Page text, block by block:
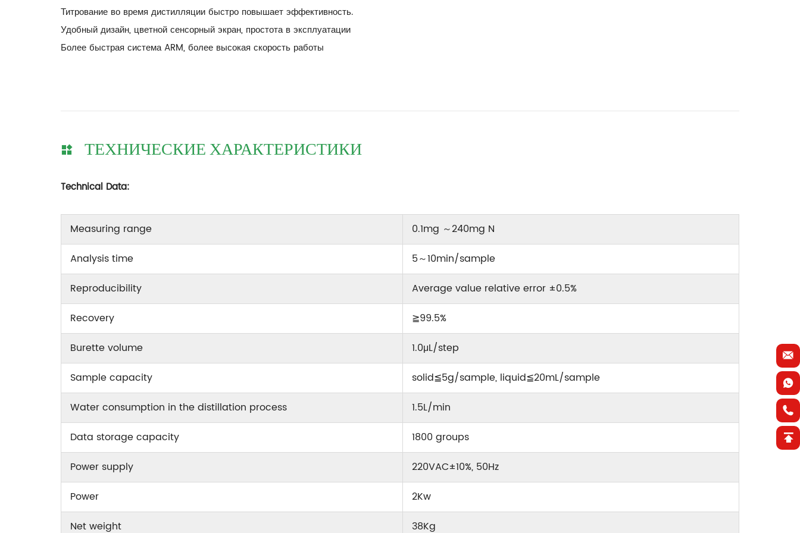
Титрование во время дистилляции быстро повышает эффективность.
Удобный дизайн, цветной сенсорный экран, простота в эксплуатации
Более быстрая система ARM, более высокая скорость работы
ТЕХНИЧЕСКИЕ ХАРАКТЕРИСТИКИ
Technical Data:
Measuring range 0.1mg ～240mg N
Analysis time 5～10min/sample
Reproducibility Average value relative error ±0.5%
Recovery ≧99.5%
Burette volume 1.0μL/step
Sample capacity solid≦5g/sample, liquid≦20mL/sample
Water consumption in the distillation process 1.5L/min
Data storage capacity 1800 groups
Power supply 220VAC±10%, 50Hz
Power 2Kw
Net weight 38Kg